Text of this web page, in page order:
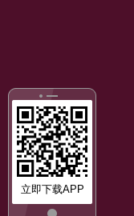
立即下载APP